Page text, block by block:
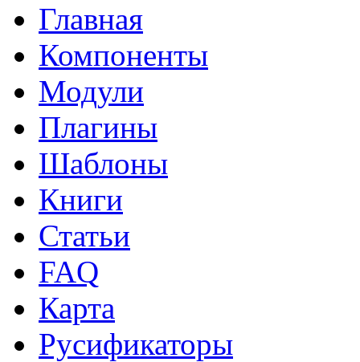
Главная
Компоненты
Модули
Плагины
Шаблоны
Книги
Статьи
FAQ
Карта
Русификаторы